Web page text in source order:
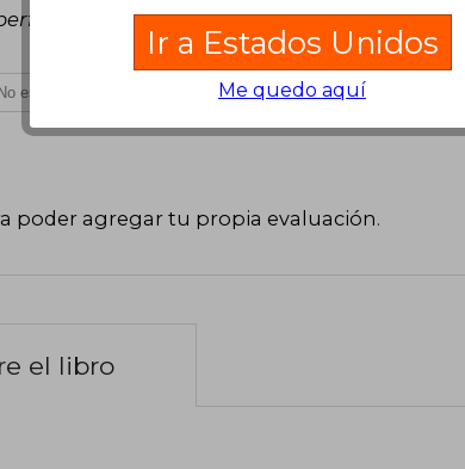
estado, no me esperaba que llegara tan
es útil
poder agregar tu propia evaluación.
el libro
Ir a Estados Unidos
Me quedo aquí